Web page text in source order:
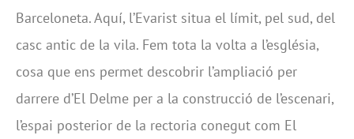
Barceloneta. Aquí, l’Evarist situa el límit, pel sud, del
casc antic de la vila. Fem tota la volta a l’església,
cosa que ens permet descobrir l’ampliació per
darrere d’El Delme per a la construcció de l’escenari,
l’espai posterior de la rectoria conegut com El